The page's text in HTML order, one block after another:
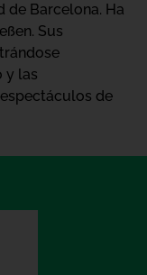
de Barcelona. Ha
Sus
y las
de